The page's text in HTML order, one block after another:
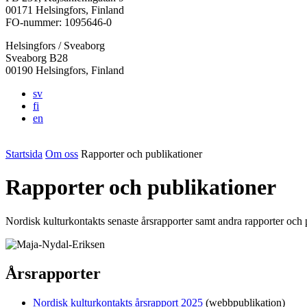
i
en
flik
i
en
flik
i
en
flik
i
en
flik
i
en
flik
00171 Helsingfors, Finland
FO-nummer: 1095646-0
Helsingfors / Sveaborg
Sveaborg B28
00190 Helsingfors, Finland
sv
fi
en
Startsida Om oss Rapporter och publikationer
Rapporter och publikationer
Nordisk kulturkontakts senaste årsrapporter samt andra rapporter och
Årsrapporter
Nordisk kulturkontakts årsrapport 2025 (webbpublikation)